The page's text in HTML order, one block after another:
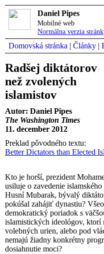
Daniel Pipes
Mobilné web
Normálna verzia
Domovská stránka | Články |
Radšej diktátorov
než zvolených
islamistov
Autor: Daniel Pipes
The Washington Times
11. december 2012
Preklad pôvodného textu:
Better Dictators than Elected
Kto je horší, prezident
usiluje o zavedenie
Husní Mubarak, bývalý
pokúšal zahájiť dynastiu?
demokratický poriadok s
islamistických ideológov, ktorí
volebných urien, alebo pod
nemajú žiadny konkrétny
dosiahnutie moci?